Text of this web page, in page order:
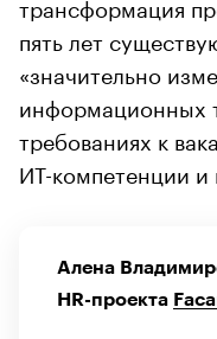
пять лет
«значительно
информационных
требованиях к
ИТ-компетенции и
Алена
HR-проекта